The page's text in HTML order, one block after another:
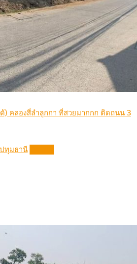
) คลองสี่ลำลูกกา ที่สวยมากกก ติดถนน 3
ทุมธานี